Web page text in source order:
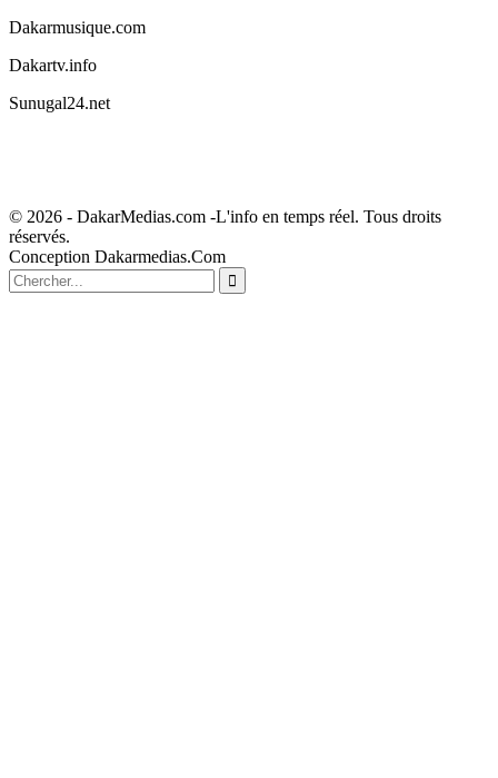
Dakarmusique.com
Dakartv.info
Sunugal24.net
© 2026 - DakarMedias.com -L'info en temps réel. Tous droits
réservés.
Conception Dakarmedias.Com